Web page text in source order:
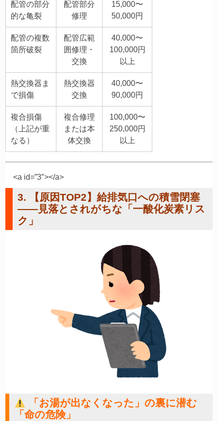
配管の部分
的な亀裂
配管部分
修理
15,000〜
50,000円
配管の複数
箇所破裂
配管広範
囲修理・
交換
40,000〜
100,000円
以上
熱交換器ま
で損傷
熱交換器
交換
40,000〜
90,000円
複合損傷
（上記が重
なる）
複合修理
または本
体交換
100,000〜
250,000円
以上
<a id=”3″></a>
3. 【原因TOP2】給排気口への積雪閉塞
——見落とされがちな「一酸化炭素リス
ク」
「お湯が出なくなった」の裏に潜む
「命の危険」